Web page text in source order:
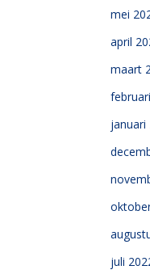
mei
april
maart
januari
juli